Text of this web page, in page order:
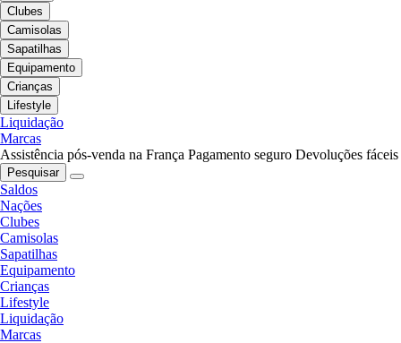
Clubes
Camisolas
Sapatilhas
Equipamento
Crianças
Lifestyle
Liquidação
Marcas
Assistência pós-venda na França Pagamento seguro Devoluções fáceis
Pesquisar
Saldos
Nações
Clubes
Camisolas
Sapatilhas
Equipamento
Crianças
Lifestyle
Liquidação
Marcas